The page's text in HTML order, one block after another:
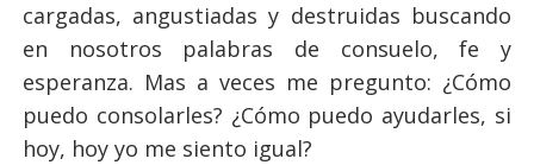
cargadas, angustiadas y destruidas buscando
en nosotros palabras de consuelo, fe y
esperanza. Mas a veces me pregunto: ¿Cómo
puedo consolarles? ¿Cómo puedo ayudarles, si
hoy, hoy yo me siento igual?